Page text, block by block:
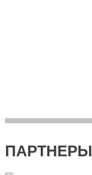
ПАРТНЕРЫ